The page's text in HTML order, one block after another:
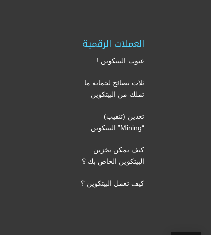
العملات الرقمية
عيوب البيتكوين !
ثلاث نصائح لحماية ما
تملك من البيتكوين
تعدين (تنقيب)
“Mining” البيتكوين
كيف يمكن تخزين
البيتكوين الخاص بك ؟
كيف تعمل البيتكوين ؟